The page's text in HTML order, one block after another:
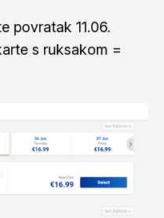
povratak 11.06.
s ruksakom =